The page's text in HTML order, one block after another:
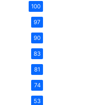
100
97
90
83
81
74
53